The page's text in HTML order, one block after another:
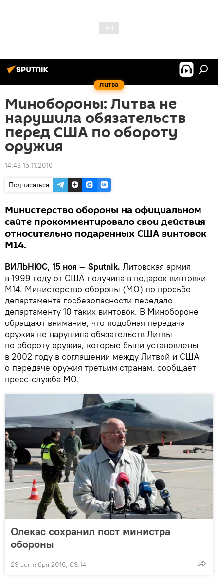
Литва
Минобороны: Литва не
нарушила обязательств
перед США по обороту
оружия
14:48 15.11.2016
Подписаться
Министерство обороны на официальном
сайте прокомментировало свои действия
относительно подаренных США винтовок
М14.
ВИЛЬНЮС, 15 ноя — Sputnik. Литовская армия
в 1999 году от США получила в подарок винтовки
М14. Министерство обороны (МО) по просьбе
департамента госбезопасности передало
департаменту 10 таких винтовок. В Минобороне
обращают внимание, что подобная передача
оружия не нарушила обязательств Литвы
по обороту оружия, которые были установлены
в 2002 году в соглашении между Литвой и США
о передаче оружия третьим странам, сообщает
пресс-служба МО.
Олекас сохранил пост министра
обороны
29 сентября 2016, 09:14